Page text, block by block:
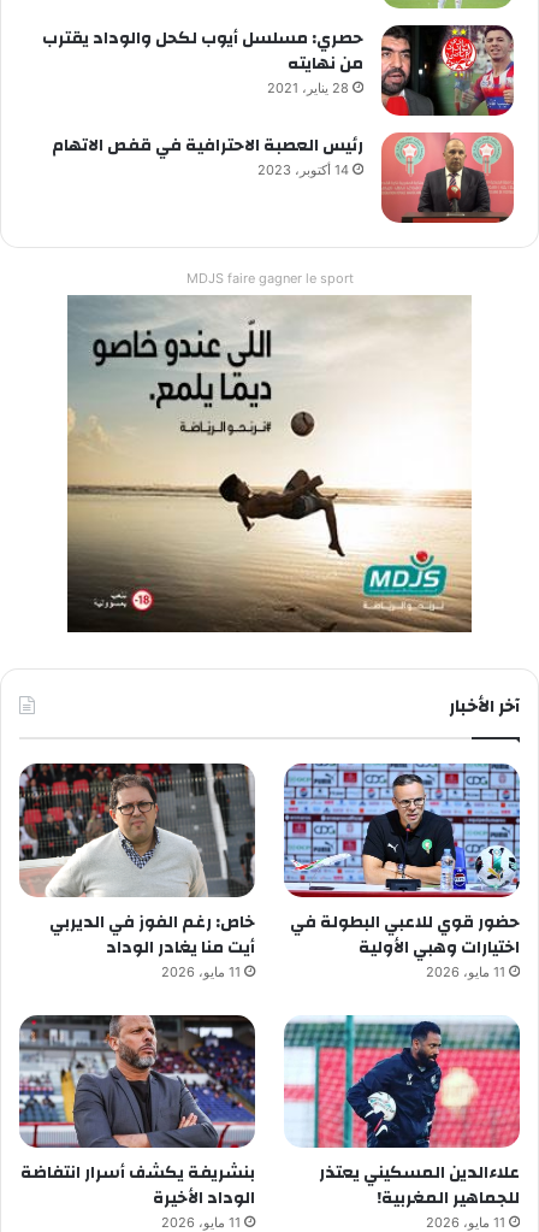
حصري: مسلسل أيوب لكحل والوداد يقترب
من نهايته
28 يناير، 2021
رئيس العصبة الاحترافية في قفص الاتهام
14 أكتوبر، 2023
MDJS faire gagner le sport
آخر الأخبار
حضور قوي للاعبي البطولة في
اختيارات وهبي الأولية
11 مايو، 2026
خاص: رغم الفوز في الديربي
أيت منا يغادر الوداد
11 مايو، 2026
علاءالدين المسكيني يعتذر
للجماهير المغربية!
11 مايو، 2026
بنشريفة يكشف أسرار انتفاضة
الوداد الأخيرة
11 مايو، 2026